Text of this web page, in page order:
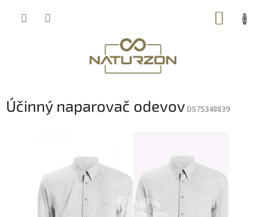
Účinný naparovač odevov DS75348839